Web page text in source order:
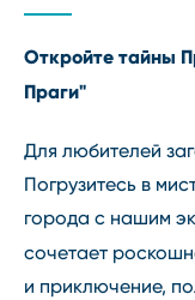
Откройте тайны
Праги"
Для любителей
Погрузитесь в
города с нашим
сочетает
и приключение,